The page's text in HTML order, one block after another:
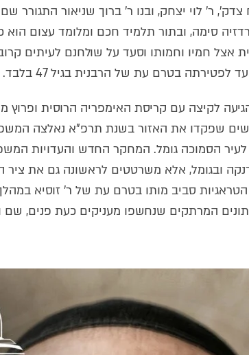
ר' לוי יצחק, ובנו ר' ברוך שניאור התגורר
סימה, ובתור תלמיד חכם ומלומד עצום הוא
אצל חמיו וחמותו וסעד על שולחנם לעיתים
לפטירתה בטרם עת של הרבנית בגיל 47 בלבד.
לקיצה עם קריסת האימפריה הרוסית
שפקדו את האזור בשנת תרפ"א נאלצה
לעיר הסמוכה גומל. המחקר החדש והעדויות
ובגומל, אלא משרטטים לראשונה גם את
הטראגיות סביב מותו בטרם עת של ר' זוסיא
המרתקים שנחשפו מעניקים כעת פנים, שם